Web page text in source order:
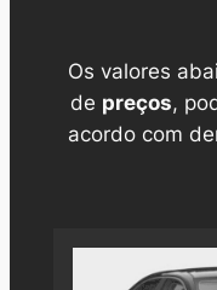
Os valores
de preços,
acordo com